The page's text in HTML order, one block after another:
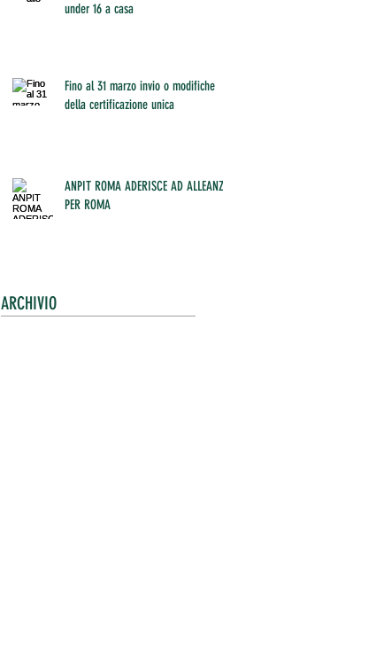
under 16 a casa
Fino al 31 marzo invio o modifiche
della certificazione unica
ANPIT ROMA ADERISCE AD ALLEANZA
PER ROMA
ARCHIVIO